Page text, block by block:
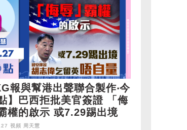
報與幫港出聲聯合製作‧今
】巴西拒批美官簽證 「侮
權的啟示 或7.29踢出境
乞留英唔自量
視頻 周天慧